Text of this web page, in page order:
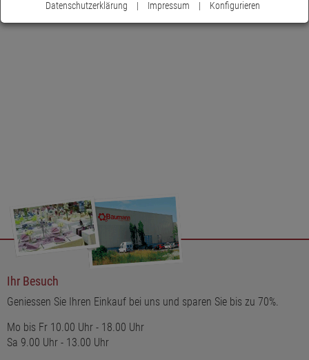
Ihr Besuch
Geniessen Sie Ihren Einkauf bei uns und sparen Sie bis zu 70%.
Mo bis Fr 10.00 Uhr - 18.00 Uhr
Sa 9.00 Uhr - 13.00 Uhr
Datenschutzerklärung | Impressum | Konfigurieren